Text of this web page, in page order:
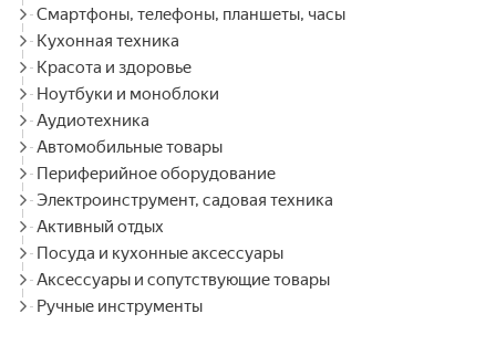
Смартфоны, телефоны, планшеты, часы
Кухонная техника
Красота и здоровье
Ноутбуки и моноблоки
Аудиотехника
Автомобильные товары
Периферийное оборудование
Электроинструмент, садовая техника
Активный отдых
Посуда и кухонные аксессуары
Аксессуары и сопутствующие товары
Ручные инструменты